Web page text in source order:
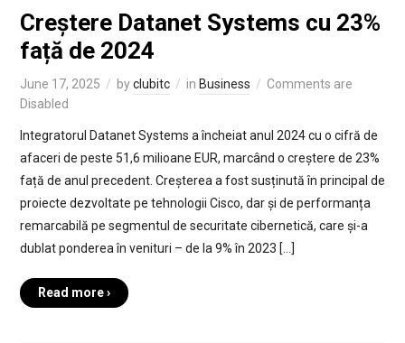
Creștere Datanet Systems cu 23%
față de 2024
June 17, 2025 byclubitc in Business
Comments are
Disabled
Integratorul Datanet Systems a încheiat anul 2024 cu o cifră de
afaceri de peste 51,6 milioane EUR, marcând o creștere de 23%
față de anul precedent. Creșterea a fost susținută în principal de
proiecte dezvoltate pe tehnologii Cisco, dar și de performanța
remarcabilă pe segmentul de securitate cibernetică, care și-a
dublat ponderea în venituri – de la 9% în 2023 […]
Read more ›